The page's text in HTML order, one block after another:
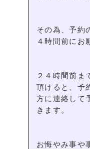
その為、予約
４時間前にお
２４時間前ま
頂けると、予
方に連絡して
きます。
お悔やみ事や